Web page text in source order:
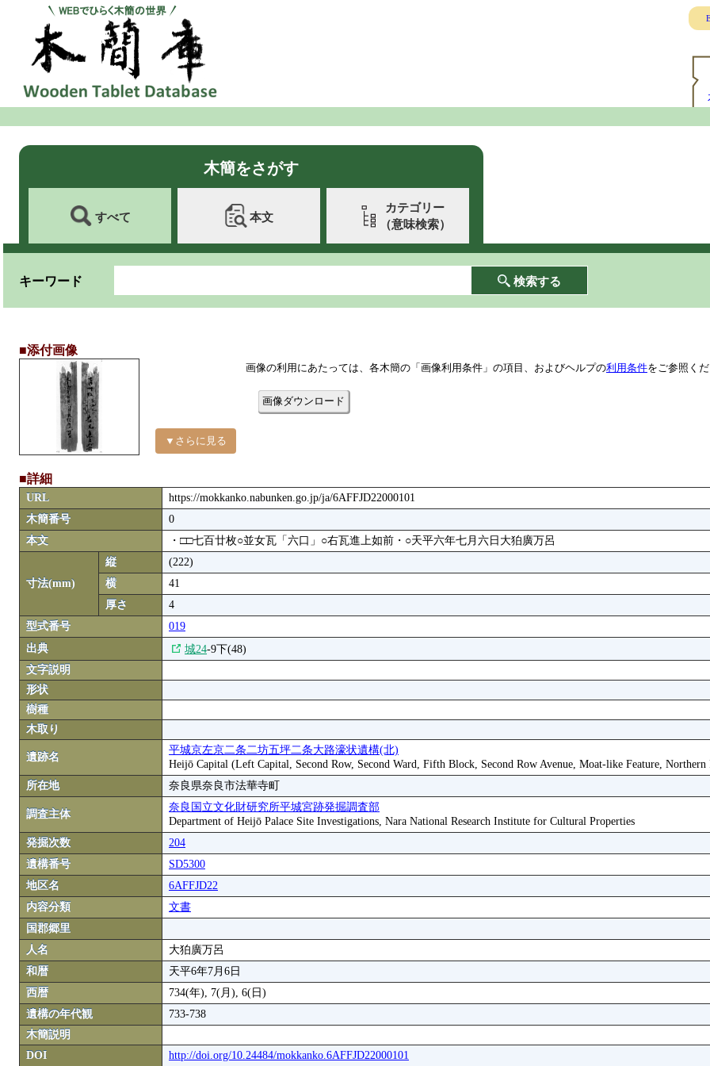
木簡をさがす
すべて 本文
カテゴリー
（意味検索）
キーワード 検索する
■添付画像
▼さらに見る
画像の利用にあたっては、各木簡の「画像利用条件」の項目、およびヘルプの利用条件をご参照く
画像ダウンロード
■詳細
URL
https://mokkanko.nabunken.go.jp/ja/6AFFJD22000101
木簡番号
0
本文
・□□七百廿枚○並女瓦「六口」○右瓦進上如前・○天平六年七月六日大狛廣万呂
寸法(mm)
縦
(222)
横
41
厚さ
4
型式番号
019
出典
城24-9下(48)
文字説明
形状
樹種
木取り
遺跡名
平城京左京二条二坊五坪二条大路濠状遺構(北)
Heijō Capital (Left Capital, Second Row, Second Ward, Fifth Block, Second Row Avenue, Moat-like Feature, Northern
所在地
奈良県奈良市法華寺町
調査主体
奈良国立文化財研究所平城宮跡発掘調査部
Department of Heijō Palace Site Investigations, Nara National Research Institute for Cultural Properties
発掘次数
204
遺構番号
SD5300
地区名
6AFFJD22
内容分類
文書
国郡郷里
人名
大狛廣万呂
和暦
天平6年7月6日
西暦
734(年), 7(月), 6(日)
遺構の年代観
733-738
木簡説明
DOI
http://doi.org/10.24484/mokkanko.6AFFJD22000101